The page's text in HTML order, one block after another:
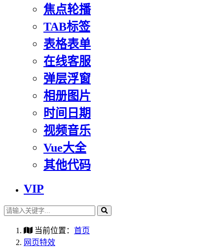
焦点轮播
TAB标签
表格表单
在线客服
弹层浮窗
相册图片
时间日期
视频音乐
Vue大全
其他代码
VIP
当前位置： 首页
网页特效